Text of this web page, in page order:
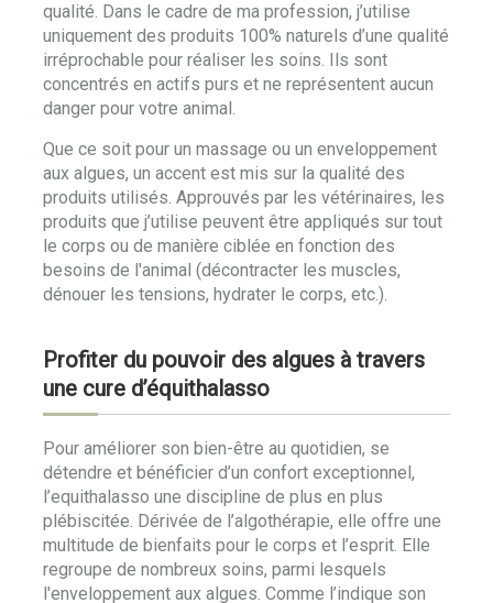
qualité. Dans le cadre de ma profession, j’utilise
uniquement des produits 100% naturels d’une qualité
irréprochable pour réaliser les soins. Ils sont
concentrés en actifs purs et ne représentent aucun
danger pour votre animal.
Que ce soit pour un massage ou un enveloppement
aux algues, un accent est mis sur la qualité des
produits utilisés. Approuvés par les vétérinaires, les
produits que j’utilise peuvent être appliqués sur tout
le corps ou de manière ciblée en fonction des
besoins de l'animal (décontracter les muscles,
dénouer les tensions, hydrater le corps, etc.).
Profiter du pouvoir des algues à travers
une cure d’équithalasso
Pour améliorer son bien-être au quotidien, se
détendre et bénéficier d’un confort exceptionnel,
l’equithalasso une discipline de plus en plus
plébiscitée. Dérivée de l’algothérapie, elle offre une
multitude de bienfaits pour le corps et l’esprit. Elle
regroupe de nombreux soins, parmi lesquels
l'enveloppement aux algues. Comme l’indique son